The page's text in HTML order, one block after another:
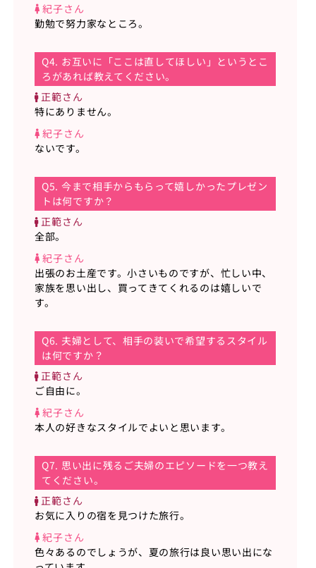
紀子さん
勤勉で努力家なところ。
Q4. お互いに「ここは直してほしい」というとこ
ろがあれば教えてください。
正範さん
特にありません。
紀子さん
ないです。
Q5. 今まで相手からもらって嬉しかったプレゼン
トは何ですか？
正範さん
全部。
紀子さん
出張のお土産です。小さいものですが、忙しい中、
家族を思い出し、買ってきてくれるのは嬉しいで
す。
Q6. 夫婦として、相手の装いで希望するスタイル
は何ですか？
正範さん
ご自由に。
紀子さん
本人の好きなスタイルでよいと思います。
Q7. 思い出に残るご夫婦のエピソードを一つ教え
てください。
正範さん
お気に入りの宿を見つけた旅行。
紀子さん
色々あるのでしょうが、夏の旅行は良い思い出にな